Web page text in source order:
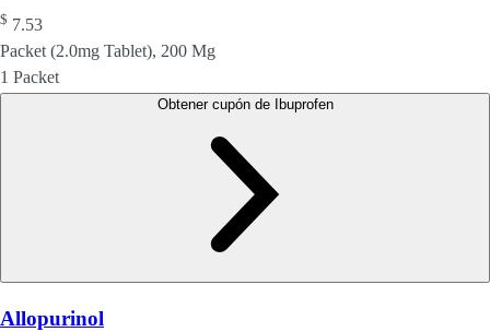
$ 7.53
Packet (2.0mg Tablet), 200 Mg
1 Packet
Obtener cupón de Ibuprofen
Allopurinol